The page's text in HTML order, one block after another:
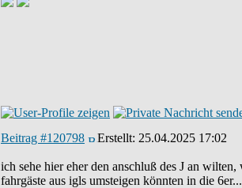
Beitrag #120798 Erstellt: 25.04.2025 17:02
ich sehe hier eher den anschluß des J an
fahrgäste aus igls umsteigen könnten in die